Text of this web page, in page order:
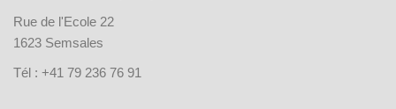
Rue de l'Ecole 22
1623 Semsales
Tél : +41 79 236 76 91